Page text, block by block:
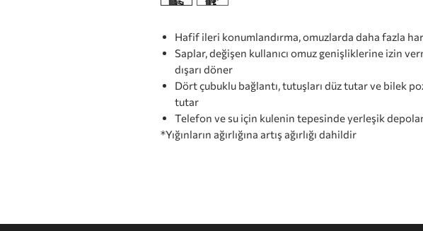
Hafif ileri konumlandırma, omuzlarda daha fazla
Saplar, değişen kullanıcı omuz genişliklerine izin
dışarı döner
Dört çubuklu bağlantı, tutuşları düz tutar ve bilek
tutar
Telefon ve su için kulenin tepesinde yerleşik
*Yığınların ağırlığına artış ağırlığı dahildir